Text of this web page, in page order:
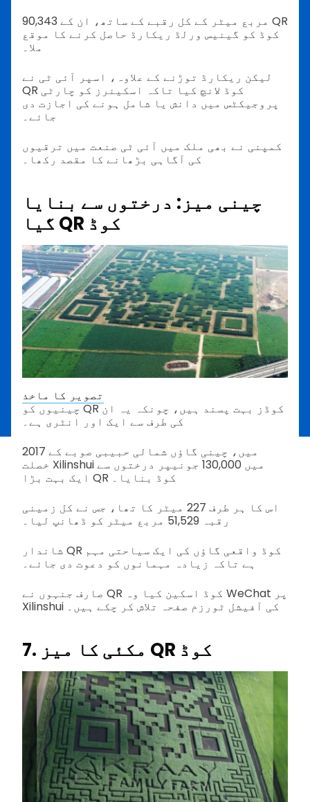
90,343 مربع میٹر کے کل رقبے کے ساتھ، ان کے QR
کوڈ کو گینیس ورلڈ ریکارڈ حاصل کرنے کا موقع
ملا۔
لیکن ریکارڈ توڑنے کے علاوہ، اسپر آئی ٹی نے
QR کوڈ لانچ کیا تاکہ اسکینرز کو چارٹی
پروجیکٹس میں دانش یا شامل ہونے کی اجازت دی
جائے۔
کمپنی نے بھی ملک میں آئی ٹی صنعت میں ترقیوں
کی آگاہی بڑھانے کا مقصد رکھا۔
چینی میز: درختوں سے بنایا
گیا QR کوڈ
تصویر کا ماخذ
چینیوں کو QR کوڈز بہت پسند ہیں، چونکہ یہ ان
کی طرف سے ایک اور انٹری ہے۔
2017 میں، چینی گاؤں شمالی حبیبی صوبے کے
خصلت Xilinshui میں 130,000 جونیپر درختوں سے
ایک بہت بڑا QR کوڈ بنایا۔
اس کا ہر طرف 227 میٹر کا تھا، جس نے کل زمینی
رقبہ 51,529 مربع میٹر کو ڈھانپ لیا۔
شاندار QR کوڈ واقعی گاؤں کی ایک سیاحتی مہم
ہے تاکہ زیادہ مہمانوں کو دعوت دی جائے۔
صارف جنہوں نے QR کوڈ اسکین کیا وہ WeChat پر
Xilinshui کی آفیشل ٹورزم صفحہ تلاش کر چکے ہیں۔
7. مکئی کا میز QR کوڈ